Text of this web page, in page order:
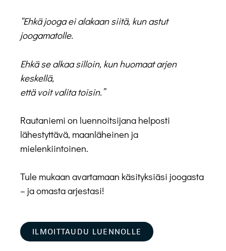
“Ehkä jooga ei alakaan siitä, kun astut
joogamatolle.
Ehkä se alkaa silloin, kun huomaat arjen
keskellä,
että voit valita toisin.”
Rautaniemi on luennoitsijana helposti
lähestyttävä, maanläheinen ja
mielenkiintoinen.
Tule mukaan avartamaan käsityksiäsi joogasta
– ja omasta arjestasi!
ILMOITTAUDU LUENNOLLE